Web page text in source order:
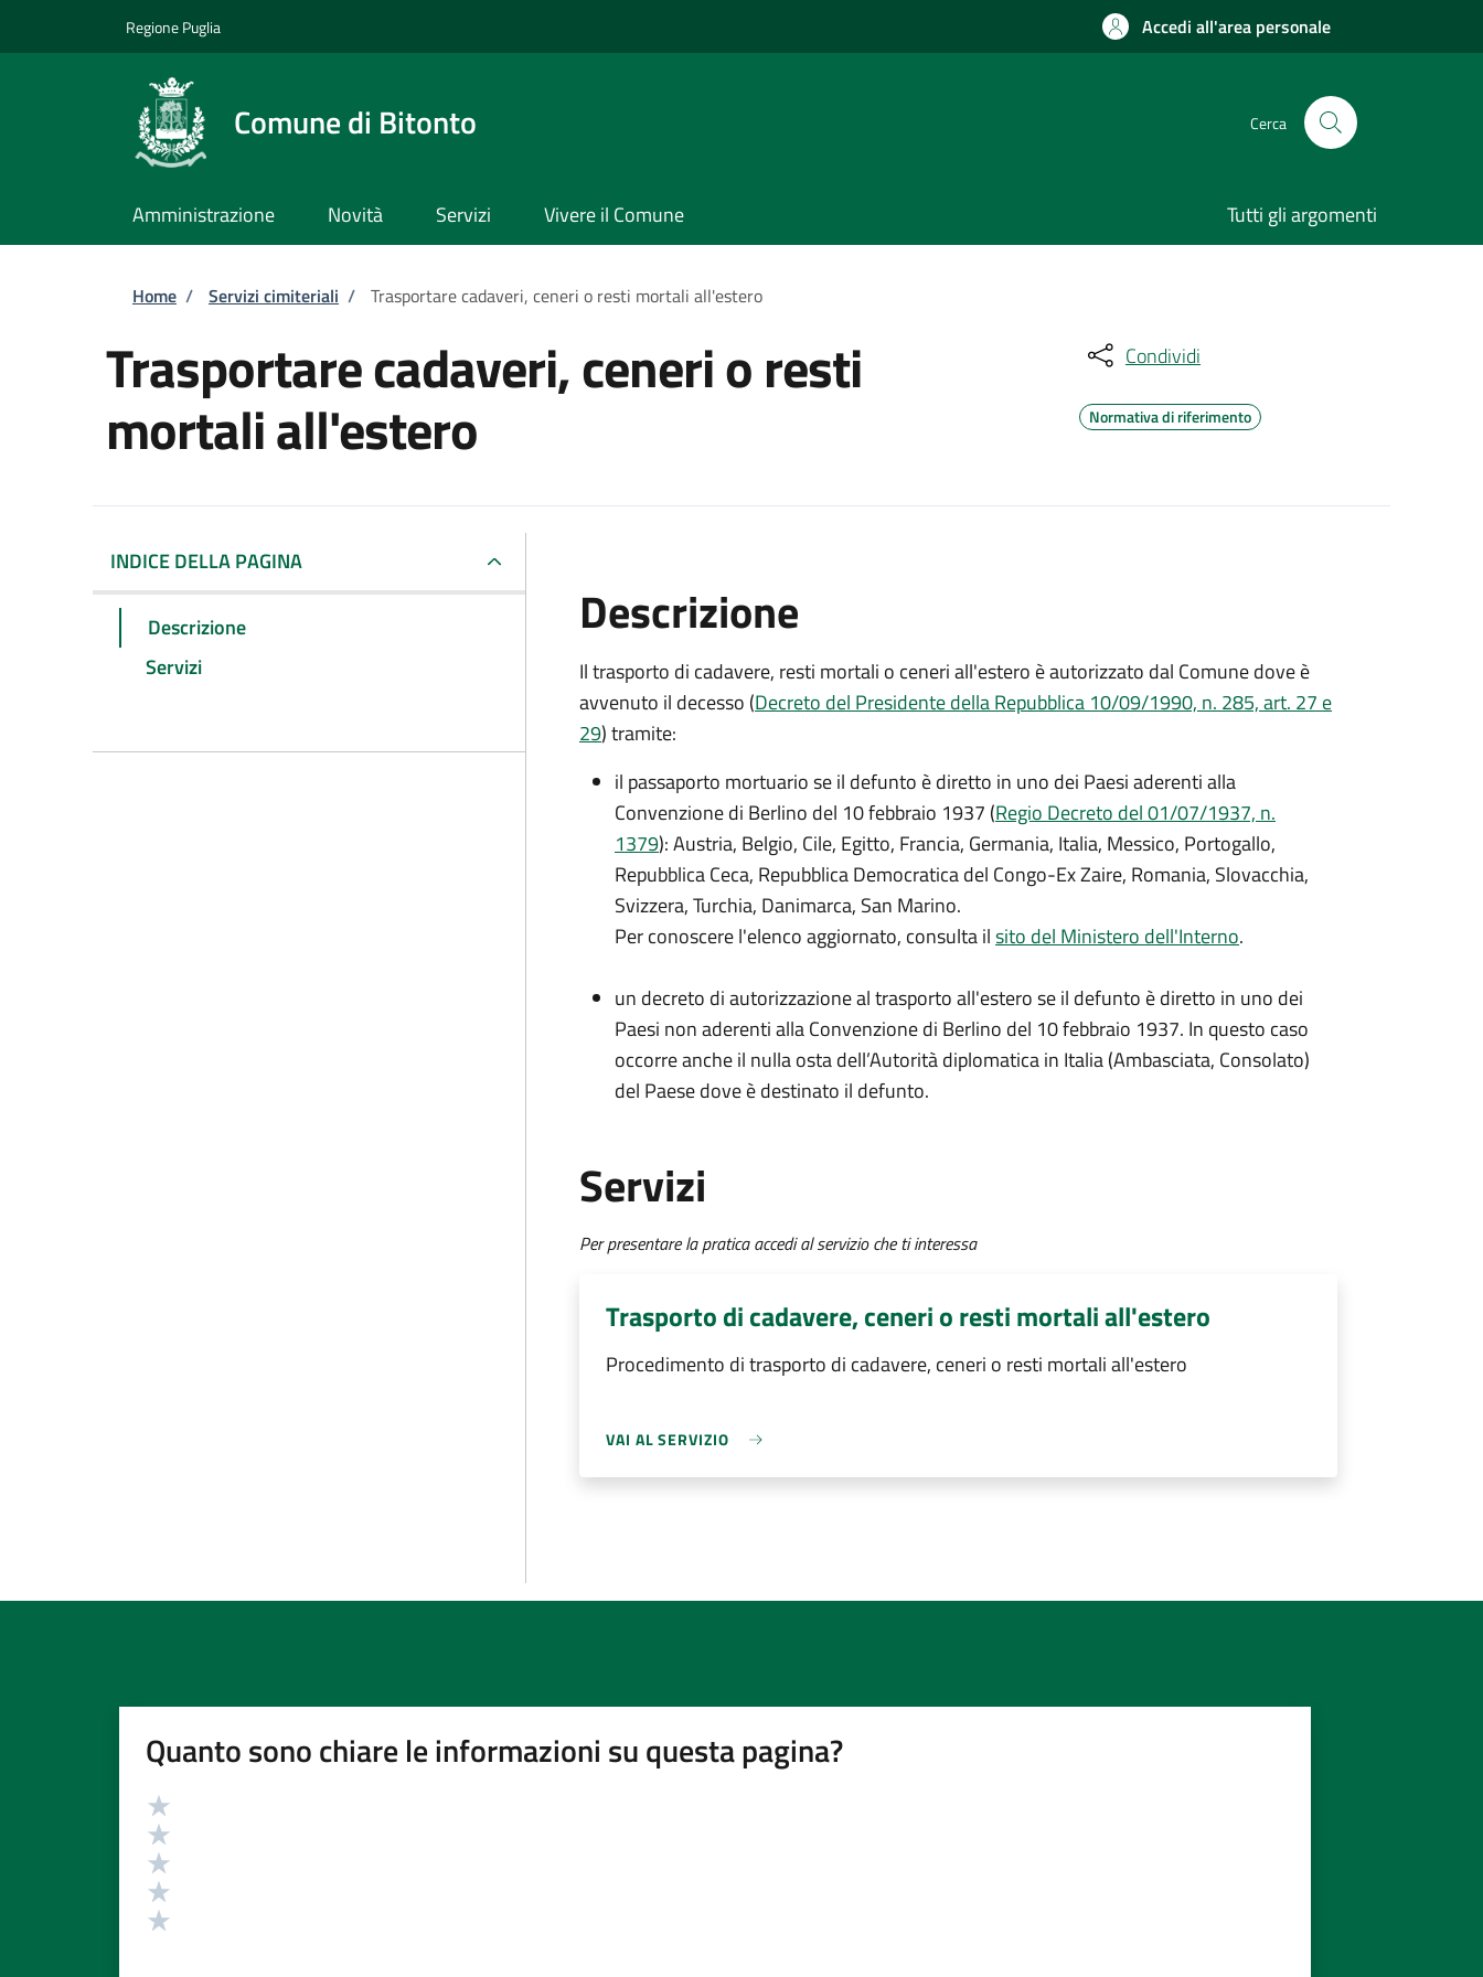
Regione Puglia Accedi all'area personale
Comune di Bitonto Cerca
Amministrazione Novità Servizi Vivere il Comune Tutti gli argomenti
Briciole di pane
Home / Servizi cimiteriali / Trasportare cadaveri, ceneri o resti mortali all'estero
Trasportare cadaveri, ceneri o resti
mortali all'estero
Condividi
Normativa di riferimento
INDICE DELLA PAGINA
Descrizione
Servizi
Descrizione
Il trasporto di cadavere, resti mortali o ceneri all'estero è autorizzato dal Comune dove è
avvenuto il decesso (Decreto del Presidente della Repubblica 10/09/1990, n. 285, art. 27 e
29) tramite:
il passaporto mortuario se il defunto è diretto in uno dei Paesi aderenti alla
Convenzione di Berlino del 10 febbraio 1937 (Regio Decreto del 01/07/1937, n.
1379): Austria, Belgio, Cile, Egitto, Francia, Germania, Italia, Messico, Portogallo,
Repubblica Ceca, Repubblica Democratica del Congo-Ex Zaire, Romania, Slovacchia,
Svizzera, Turchia, Danimarca, San Marino.
Per conoscere l'elenco aggiornato, consulta ilsito del Ministero dell'Interno.
un decreto di autorizzazione al trasporto all'estero se il defunto è diretto in uno dei
Paesi non aderenti alla Convenzione di Berlino del 10 febbraio 1937. In questo caso
occorre anche il nulla osta dell’Autorità diplomatica in Italia (Ambasciata, Consolato)
del Paese dove è destinato il defunto.
Servizi
Per presentare la pratica accedi al servizio che ti interessa
Trasporto di cadavere, ceneri o resti mortali all'estero
Procedimento di trasporto di cadavere, ceneri o resti mortali all'estero
VAI AL SERVIZIO
Quanto sono chiare le informazioni su questa pagina?
Valutazione